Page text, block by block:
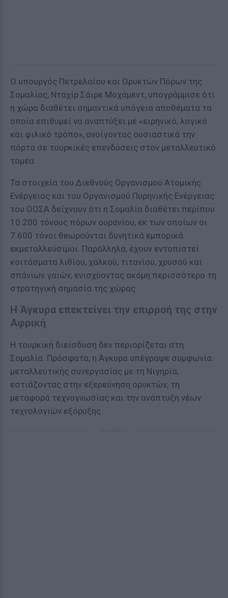
Ο υπουργός Πετρελαίου και Ορυκτών Πόρων της
Σομαλίας, Νταχίρ Σάιρε Μοχάμεντ, υπογράμμισε ότι
η χώρα διαθέτει σημαντικά υπόγεια αποθέματα τα
οποία επιθυμεί να αναπτύξει με «ειρηνικό, λογικό
και φιλικό τρόπο», ανοίγοντας ουσιαστικά την
πόρτα σε τουρκικές επενδύσεις στον μεταλλευτικό
τομέα.
Τα στοιχεία του Διεθνούς Οργανισμού Ατομικής
Ενέργειας και του Οργανισμού Πυρηνικής Ενέργειας
του ΟΟΣΑ δείχνουν ότι η Σομαλία διαθέτει περίπου
10.200 τόνους πόρων ουρανίου, εκ των οποίων οι
7.600 τόνοι θεωρούνται δυνητικά εμπορικά
εκμεταλλεύσιμοι. Παράλληλα, έχουν εντοπιστεί
κοιτάσματα λιθίου, χαλκού, τιτανίου, χρυσού και
σπάνιων γαιών, ενισχύοντας ακόμη περισσότερο τη
στρατηγική σημασία της χώρας.
Η Άγκυρα επεκτείνει την επιρροή της στην
Αφρική
Η τουρκική διείσδυση δεν περιορίζεται στη
Σομαλία. Πρόσφατα, η Άγκυρα υπέγραψε συμφωνία
μεταλλευτικής συνεργασίας με τη Νιγηρία,
εστιάζοντας στην εξερεύνηση ορυκτών, τη
μεταφορά τεχνογνωσίας και την ανάπτυξη νέων
τεχνολογιών εξόρυξης.